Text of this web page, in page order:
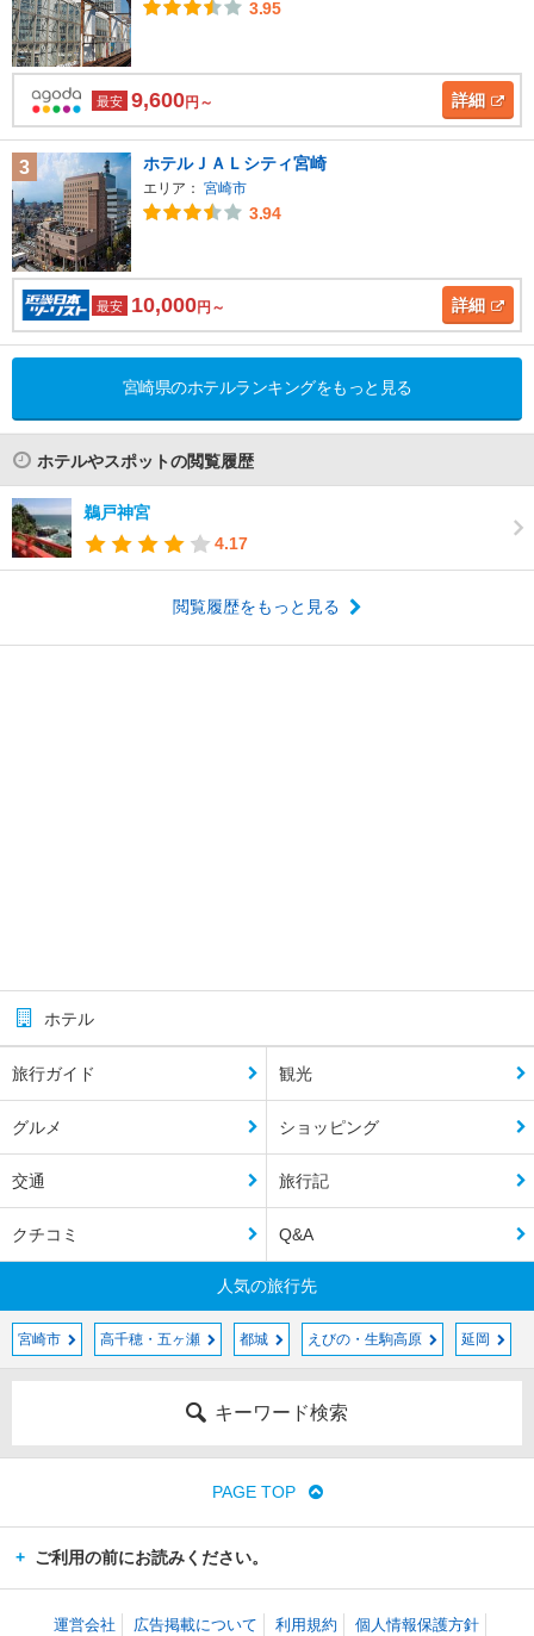
3.95
最安 9,600円～ 詳細
3 ホテルＪＡＬシティ宮崎
エリア： 宮崎市
3.94
最安 10,000円～ 詳細
宮崎県のホテルランキングをもっと見る
ホテルやスポットの閲覧履歴
鵜戸神宮
4.17
閲覧履歴をもっと見る
ホテル
旅行ガイド 観光
グルメ ショッピング
交通 旅行記
クチコミ Q&A
人気の旅行先
宮崎市 高千穂・五ヶ瀬 都城 えびの・生駒高原 延岡
キーワード検索
PAGE TOP
ご利用の前にお読みください。
運営会社 広告掲載について 利用規約 個人情報保護方針